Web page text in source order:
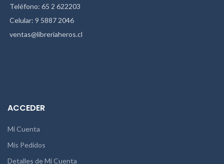
Teléfono: 65 2 622203
Celular: 9 5887 2046
ventas@libreriaheros.cl
ACCEDER
Mi Cuenta
Mis Pedidos
Detalles de Mi Cuenta